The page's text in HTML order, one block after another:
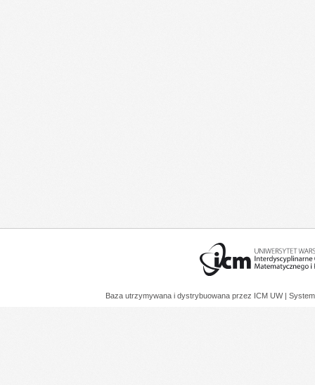
Baza utrzymywana i dystrybuowana przez ICM UW |